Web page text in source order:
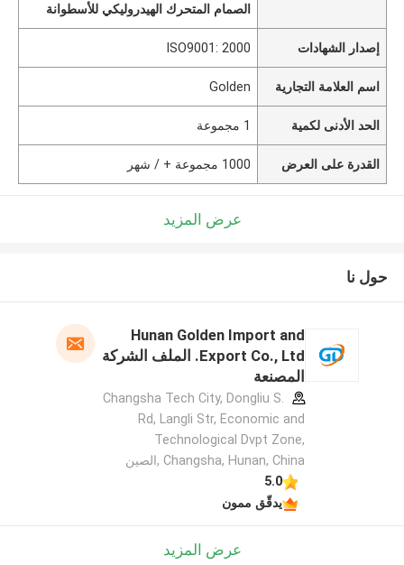
الصمام المتحرك الهيدروليكي للأسطوانة
إصدار الشهادات ISO9001: 2000
اسم العلامة التجارية Golden
الحد الأدنى لكمية 1 مجموعة
القدرة على العرض 1000 مجموعة + / شهر
عرض المزيد
حول نا
Hunan Golden Import and
Export Co., Ltd. الملف الشركة
المصنعة
Changsha Tech City, Dongliu S.
Rd, Langli Str, Economic and
Technological Dvpt Zone,
Changsha, Hunan, China ,الصين
5.0
يدقّق ممون
عرض المزيد